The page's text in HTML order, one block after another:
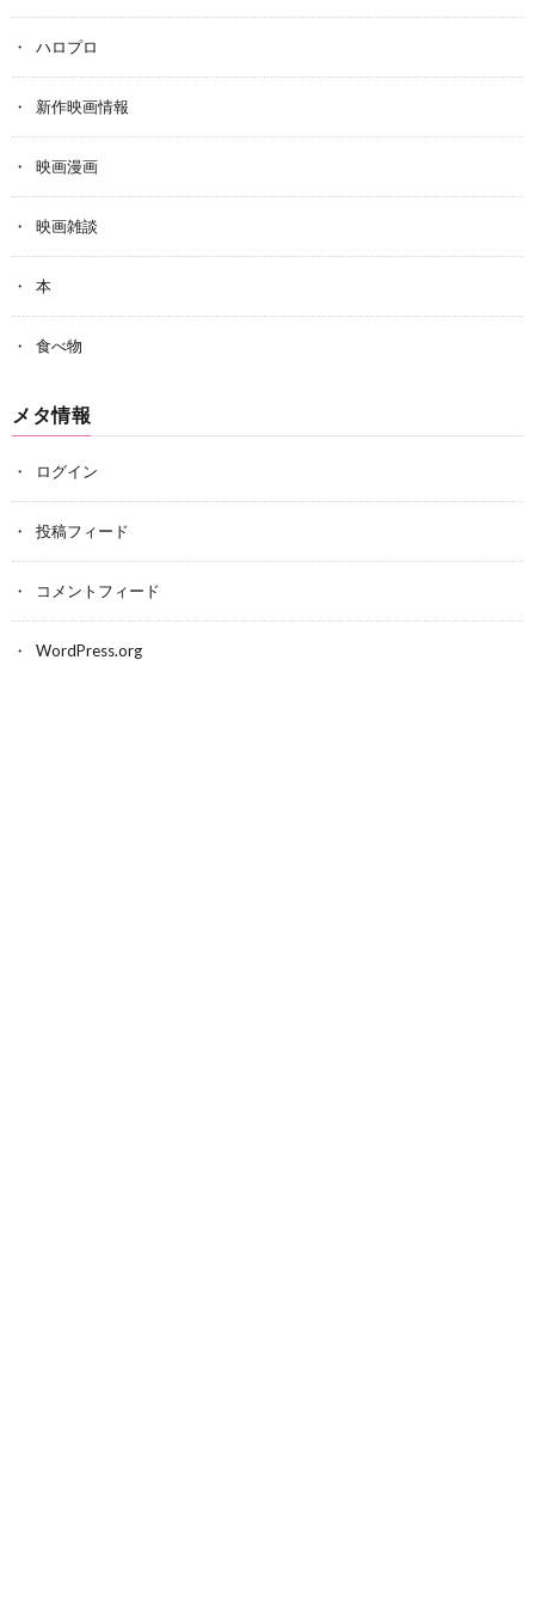
ハロプロ
新作映画情報
映画漫画
映画雑談
本
食べ物
メタ情報
ログイン
投稿フィード
コメントフィード
WordPress.org